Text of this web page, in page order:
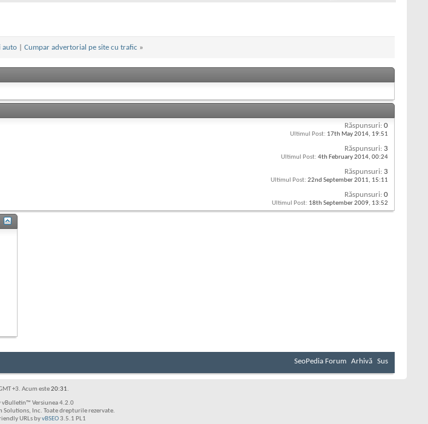
auto Cumpar advertorial pe site cu trafic »
Răspunsuri: 0
Ultimul Post: 17th May 2014, 19:51
Răspunsuri: 3
Ultimul Post: 4th February 2014, 00:24
Răspunsuri: 3
Ultimul Post: 22nd September 2011, 15:11
Răspunsuri: 0
Ultimul Post: 18th September 2009, 13:52
SeoPedia Forum Arhivă Sus
+3. Acum este20:31.
vBulletin™ Versiunea 4.2.0
Inc. Toate drepturile rezervate.
URLs byvBSEO3.5.1 PL1